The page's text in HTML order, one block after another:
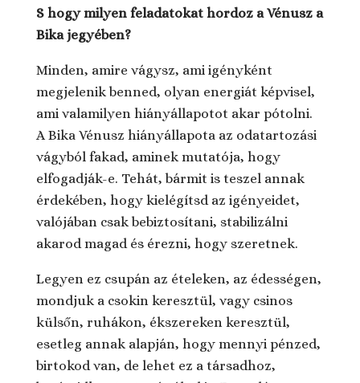
S hogy milyen feladatokat hordoz a Vénusz a
Bika jegyében?
Minden, amire vágysz, ami igényként
megjelenik benned, olyan energiát képvisel,
ami valamilyen hiányállapotot akar pótolni.
A Bika Vénusz hiányállapota az odatartozási
vágyból fakad, aminek mutatója, hogy
elfogadják-e. Tehát, bármit is teszel annak
érdekében, hogy kielégítsd az igényeidet,
valójában csak bebiztosítani, stabilizálni
akarod magad és érezni, hogy szeretnek.
Legyen ez csupán az ételeken, az édességen,
mondjuk a csokin keresztül, vagy csinos
külsőn, ruhákon, ékszereken keresztül,
esetleg annak alapján, hogy mennyi pénzed,
birtokod van, de lehet ez a társadhoz,